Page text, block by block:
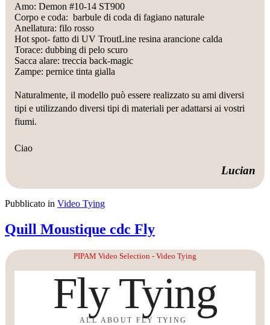
Amo: Demon #10-14 ST900
Corpo e coda: barbule di coda di fagiano naturale
Anellatura: filo rosso
Hot spot- fatto di UV TroutLine resina arancione calda
Torace: dubbing di pelo scuro
Sacca alare: treccia back-magic
Zampe: pernice tinta gialla
Naturalmente, il modello può essere realizzato su ami diversi
tipi e utilizzando diversi tipi di materiali per adattarsi ai vostri
fiumi.
Ciao
Lucian
Pubblicato in Video Tying
Quill Moustique cdc Fly
PIPAM Video Selection - Video Tying
Fly Tying
ALL ABOUT FLY TYING